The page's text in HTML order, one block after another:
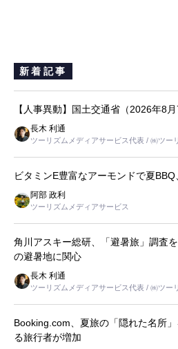
新着記事
【人事異動】国土交通省（2026年8
長木 利通
ツーリズムメディアサービス代表 / ㈱ツー
ビタミンE豊富なアーモンドで夏
阿部 政利
ツーリズムメディアサービス
角川アスキー総研、「避暑旅」調査
の避暑地に関心
長木 利通
ツーリズムメディアサービス代表 / ㈱ツー
Booking.com、夏旅の「隠れた名所
る旅行者が増加